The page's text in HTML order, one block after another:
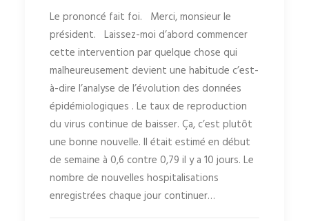
Le prononcé fait foi. Merci, monsieur le
président. Laissez-moi d’abord commencer
cette intervention par quelque chose qui
malheureusement devient une habitude c’est-
à-dire l’analyse de l’évolution des données
épidémiologiques . Le taux de reproduction
du virus continue de baisser. Ça, c’est plutôt
une bonne nouvelle. Il était estimé en début
de semaine à 0,6 contre 0,79 il y a 10 jours. Le
nombre de nouvelles hospitalisations
enregistrées chaque jour continuer…